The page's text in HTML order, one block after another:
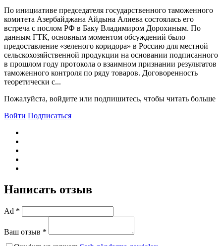
По инициативе председателя государственного таможенного
комитета Азербайджана Айдына Алиева состоялась его
встреча с послом РФ в Баку Владимиром Дорохиным. По
данным ГТК, основным моментом обсуждений было
предоставление «зеленого коридора» в Россию для местной
сельскохозяйственной продукции на основании подписанного
в прошлом году протокола о взаимном признании результатов
таможенного контроля по ряду товаров. Договоренность
теоретически с...
Пожалуйста, войдите или подпишитесь, чтобы читать больше
Войти Подписаться
Написать отзыв
Ad *
Ваш отзыв *